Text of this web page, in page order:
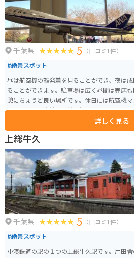
千葉県 5 （口コミ1件）
#絶景スポット
昼は航空機の離発着を見ることができ、夜は
ることができます。駐車場は広く昼間は売店
憩にちょうど良い場所です。休日には航空機
聞きながら離発着する航空機を楽しんでいる
詳しく見る
上総牛久
千葉県 5 （口コミ1件）
#絶景スポット
小湊鉄道の駅の１つの上総牛久駅です。片田